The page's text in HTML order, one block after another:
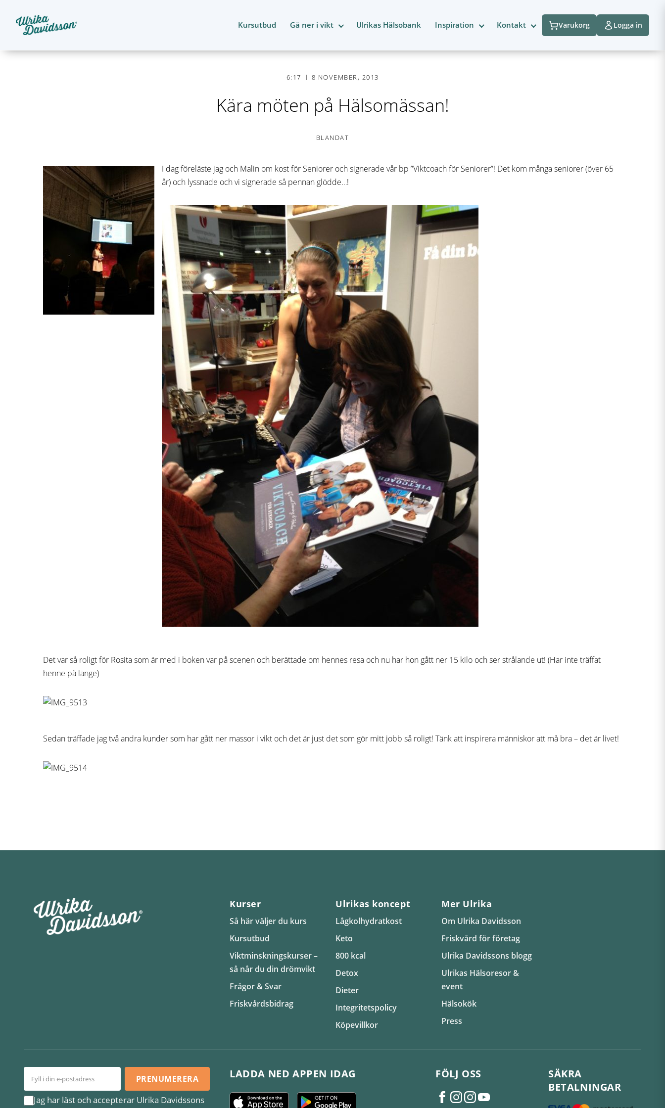
Kursutbud Gå ner i vikt Ulrikas Hälsobank Inspiration Kontakt Varukorg Logga in
6:17 8 NOVEMBER, 2013
Kära möten på Hälsomässan!
BLANDAT
I dag föreläste jag och Malin om kost för Seniorer och signerade vår bp ”Viktcoach för Seniorer”! Det kom många seniorer (över 65
år) och lyssnade och vi signerade så pennan glödde…!
Det var så roligt för Rosita som är med i boken var på scenen och berättade om hennes resa och nu har hon gått ner 15 kilo och ser strålande ut! (Har inte träffat
henne på länge)
Sedan träffade jag två andra kunder som har gått ner massor i vikt och det är just det som gör mitt jobb så roligt! Tänk att inspirera människor att må bra – det är livet!
Kurser
Så här väljer du kurs
Kursutbud
Viktminskningskurser –
så når du din drömvikt
Frågor & Svar
Friskvårdsbidrag
Ulrikas koncept
Lågkolhydratkost
Keto
800 kcal
Detox
Dieter
Integritetspolicy
Köpevillkor
Mer Ulrika
Om Ulrika Davidsson
Friskvård för företag
Ulrika Davidssons blogg
Ulrikas Hälsoresor &
event
Hälsokök
Press
PRENUMERERA
Jag har läst och accepterar Ulrika Davidssons
LADDA NED APPEN IDAG FÖLJ OSS
SÄKRA
BETALNINGAR